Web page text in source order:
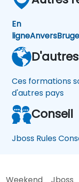
En
ligneAnvers
Ces formations
d'autres pays
Conseil
Jboss Rules